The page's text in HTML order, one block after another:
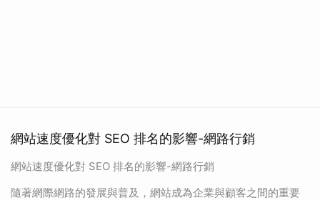
網站速度優化對 SEO 排名的影響-網路行銷
網站速度優化對 SEO 排名的影響-網路行銷
隨著網際網路的發展與普及，網站成為企業與顧客之間的重要